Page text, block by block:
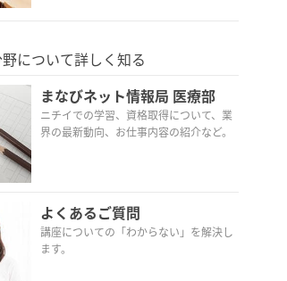
について詳しく知る
まなびネット情報局 医療部
ニチイでの学習、資格取得について、業
界の最新動向、お仕事内容の紹介など。
よくあるご質問
講座についての「わからない」を解決し
ます。